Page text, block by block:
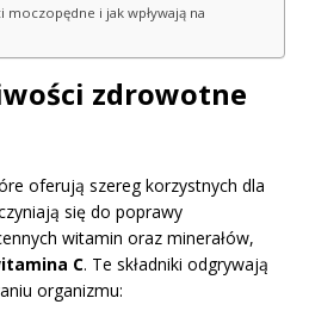
moczopędne i jak wpływają na
zdrowotne
oferują szereg korzystnych dla
się do poprawy
witamin oraz minerałów,
C. Te składniki odgrywają
organizmu: